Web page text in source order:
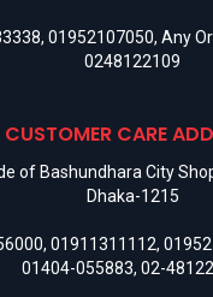
, 01952107050, Any
0248122109
CUSTOMER CARE
of Bashundhara City
Dhaka-1215
, 01911311112,
01404-055883, 02-